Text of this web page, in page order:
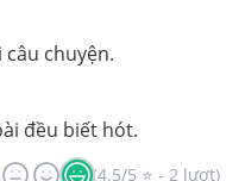
chuyện.
đều biết hót.
(4.5/5 ⭐ - 2 lượt)